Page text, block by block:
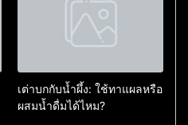
เต่าบกกับน้ำผึ้ง: ใช้ทาแผลหรือ
ผสมน้ำดื่มได้ไหม?